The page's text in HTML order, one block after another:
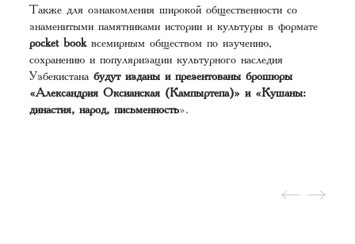
Также для ознакомления широкой общественности со
знаменитыми памятниками истории и культуры в формате
pocket bookвсемирным обществом по изучению,
сохранению и популяризации культурного наследия
Узбекистанабудут изданы и презентованы брошюры
«Александрия Оксианская (Кампыртепа)» и «Кушаны:
династия, народ, письменность».